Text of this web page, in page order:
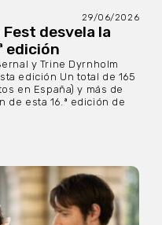
29/06/2026
desvela la
edición
y Trine Dyrnholm
edición Un total de 165
en España) y más de
de esta 16.ª edición de